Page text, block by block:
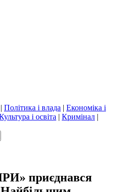
Політика і влада | Економіка і
і освіта | Кримінал |
приєднався